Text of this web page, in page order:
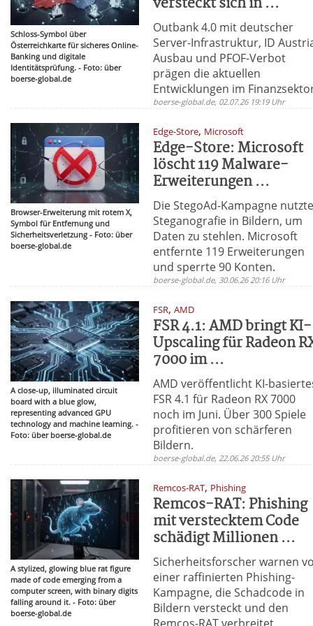
Schloss-Symbol über
Österreichkarte für sicheres Online-
Banking und digitale
Identitätsprüfung. - Foto: über
boerse-global.de
Outbank 4.0 mit deutscher
Server-Infrastruktur, ID
Ausbau und PFOF-Verbot
prägen die aktuellen
Entwicklungen im
boerse-global.de, 02.07.26 19:19 Uhr
Browser-Erweiterung mit rotem X,
Symbol für Entfernung und
Sicherheitsverletzung - Foto: über
boerse-global.de
Edge-Store, Microsoft
Edge-Store: Microsoft
löscht 119 Malware-
Erweiterungen ...
Die StegoAd-Kampagne nutzte
Steganografie in Bildern, um
Daten zu stehlen. Microsoft
entfernte 119 Erweiterungen
und sperrte 90 Konten.
boerse-global.de, 30.06.26 20:16 Uhr
A close-up, illuminated circuit
board with a blue glow,
representing advanced GPU
technology and machine learning. -
Foto: über boerse-global.de
FSR,AMD
FSR 4.1: AMD bringt KI-
Upscaling für Radeon
7000 im ...
AMD veröffentlicht KI-
FSR 4.1 für Radeon RX 7000
noch im Juni. Über 300 Spiele
profitieren von schärferen
Bildern.
boerse-global.de, 22.06.26 20:55 Uhr
A stylized, glowing blue rat figure
made of code emerging from a
computer screen, with binary digits
falling around it. - Foto: über
boerse-global.de
Remcos-RAT, Phishing
Remcos-RAT: Phishing
mit verstecktem Code
schädigt Millionen ...
Sicherheitsforscher warnen
einer raffinierten Phishing-
Kampagne, die Schadcode in
Bildern versteckt und den
Remcos-RAT verbreitet.